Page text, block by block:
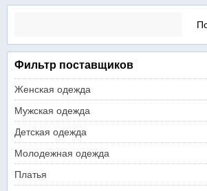
Найти:
Фильтр поставщиков
Женская одежда
Мужская одежда
Детская одежда
Молодежная одежда
Платья